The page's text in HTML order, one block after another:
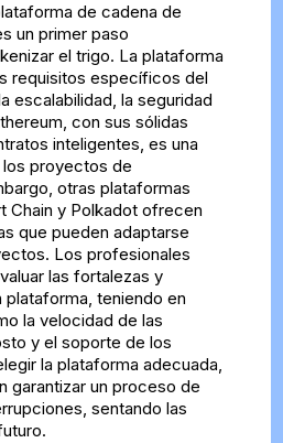
de cadena de
un primer paso
el trigo. La plataforma
requisitos específicos del
escalabilidad, la seguridad
con sus sólidas
inteligentes, es una
proyectos de
otras plataformas
Chain y Polkadot ofrecen
que pueden adaptarse
Los profesionales
las fortalezas y
teniendo en
la velocidad de las
y el soporte de los
la plataforma adecuada,
garantizar un proceso de
sentando las